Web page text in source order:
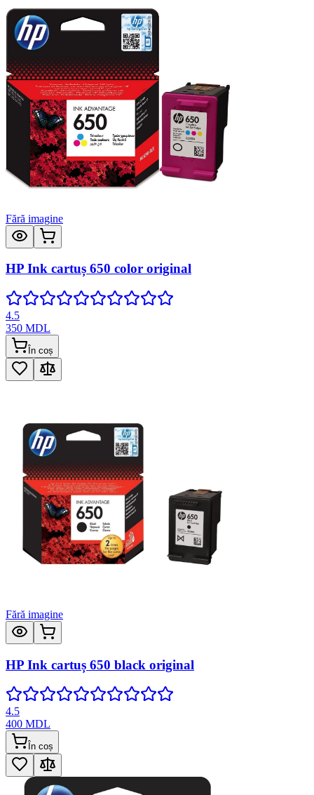
Fără imagine
HP Ink cartuș 650 color original
4.5
350 MDL
În coș
Fără imagine
HP Ink cartuș 650 black original
4.5
400 MDL
În coș